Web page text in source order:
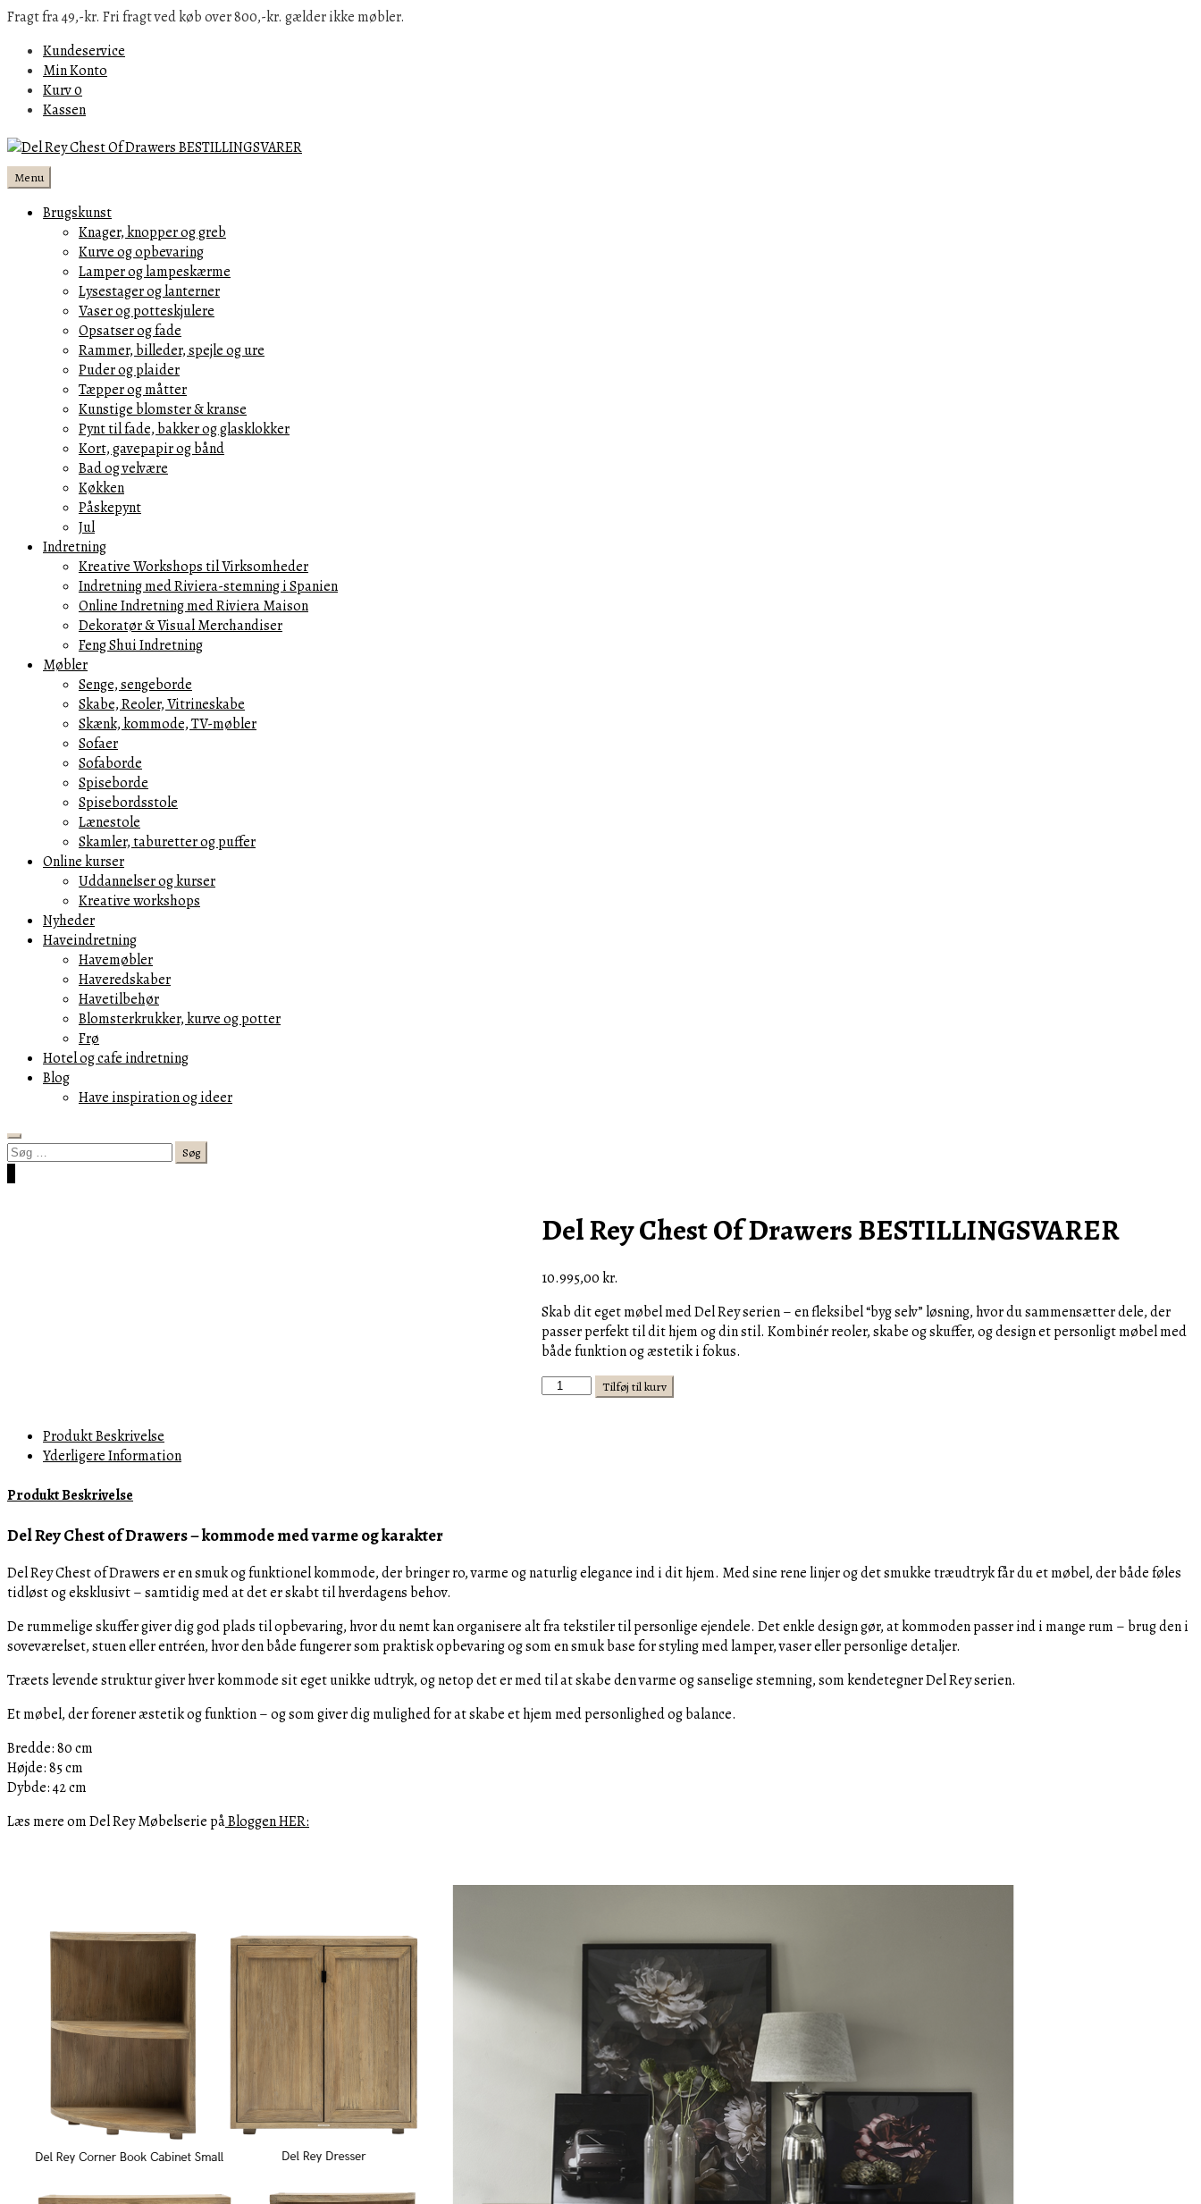
Fragt fra 49,-kr. Fri fragt ved køb over 800,-kr. gælder ikke møbler.
Kundeservice
Min Konto
Kurv0
Kassen
Menu
Brugskunst
Knager, knopper og greb
Kurve og opbevaring
Lamper og lampeskærme
Lysestager og lanterner
Vaser og potteskjulere
Opsatser og fade
Rammer, billeder, spejle og ure
Puder og plaider
Tæpper og måtter
Kunstige blomster & kranse
Pynt til fade, bakker og glasklokker
Kort, gavepapir og bånd
Bad og velvære
Køkken
Påskepynt
Jul
Indretning
Kreative Workshops til Virksomheder
Indretning med Riviera-stemning i Spanien
Online Indretning med Riviera Maison
Dekoratør & Visual Merchandiser
Feng Shui Indretning
Møbler
Senge, sengeborde
Skabe, Reoler, Vitrineskabe
Skænk, kommode, TV-møbler
Sofaer
Sofaborde
Spiseborde
Spisebordsstole
Lænestole
Skamler, taburetter og puffer
Online kurser
Uddannelser og kurser
Kreative workshops
Nyheder
Haveindretning
Havemøbler
Haveredskaber
Havetilbehør
Blomsterkrukker, kurve og potter
Frø
Hotel og cafe indretning
Blog
Have inspiration og ideer
Search
Søg
efter:
Del Rey Chest Of Drawers BESTILLINGSVARER
10.995,00kr.
Skab dit eget møbel med Del Rey serien – en fleksibel “byg selv” løsning, hvor du sammensætter dele, der
passer perfekt til dit hjem og din stil. Kombinér reoler, skabe og skuffer, og design et personligt møbel med
både funktion og æstetik i fokus.
Del
Tilføj til kurv
Produkt Beskrivelse
Yderligere Information
Produkt Beskrivelse
Del Rey Chest of Drawers – kommode med varme og karakter
Del Rey Chest of Drawers er en smuk og funktionel kommode, der bringer ro, varme og naturlig elegance ind i dit hjem. Med sine rene linjer og det smukke træudtryk får du et møbel, der både føles
tidløst og eksklusivt – samtidig med at det er skabt til hverdagens behov.
De rummelige skuffer giver dig god plads til opbevaring, hvor du nemt kan organisere alt fra tekstiler til personlige ejendele. Det enkle design gør, at kommoden passer ind i mange rum – brug den i
soveværelset, stuen eller entréen, hvor den både fungerer som praktisk opbevaring og som en smuk base for styling med lamper, vaser eller personlige detaljer.
Træets levende struktur giver hver kommode sit eget unikke udtryk, og netop det er med til at skabe den varme og sanselige stemning, som kendetegner Del Rey serien.
Et møbel, der forener æstetik og funktion – og som giver dig mulighed for at skabe et hjem med personlighed og balance.
Bredde: 80 cm
Højde: 85 cm
Dybde: 42 cm
Læs mere om Del Rey Møbelserie påBloggen HER: